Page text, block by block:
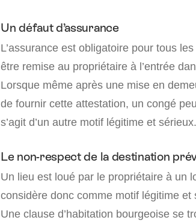
Un défaut d’assurance
L’assurance est obligatoire pour tous
être remise au propriétaire à l’entrée
Lorsque même après une mise en
de fournir cette attestation, un congé
s’agit d’un autre motif légitime et sérieux.
Le non-respect de la destination
Un lieu est loué par le propriétaire à un
considère donc comme motif légitime
Une clause d’habitation bourgeoise se